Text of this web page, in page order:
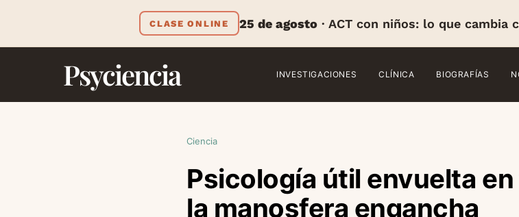
CLASE ONLINE 25 de agosto · ACT con niños: lo que cambia
Psyciencia INVESTIGACIONES CLÍNICA BIOGRAFÍAS
Ciencia
Psicología útil envuelta
la manosfera engancha